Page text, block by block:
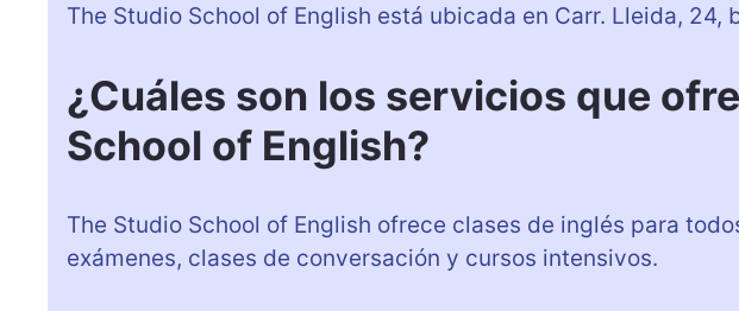
The Studio School of English está ubicada en Carr. Lleida, 24,
¿Cuáles son los servicios que
School of English?
The Studio School of English ofrece clases de inglés para
exámenes, clases de conversación y cursos intensivos.